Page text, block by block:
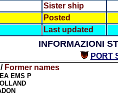
Sister ship
Posted
Last updated
INFORMAZIONI
PORT
Former names
EMS P